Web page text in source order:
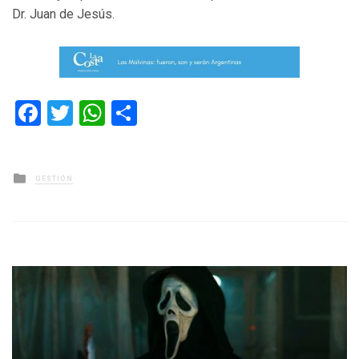
Dr. Juan de Jesús.
Facebook
TwitterWhatsApp
Posted
in
GESTIÓN